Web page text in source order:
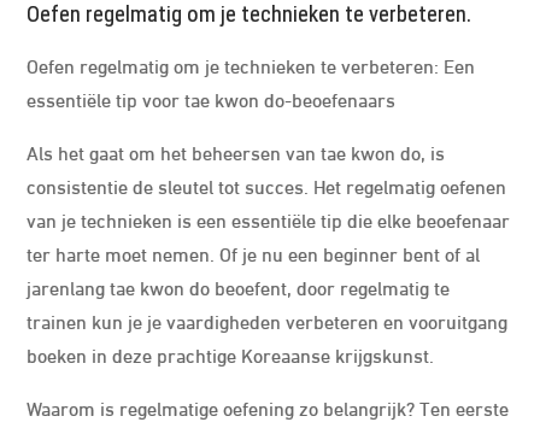
Oefen regelmatig om je technieken te verbeteren.
Oefen regelmatig om je technieken te verbeteren: Een
essentiële tip voor tae kwon do-beoefenaars
Als het gaat om het beheersen van tae kwon do, is
consistentie de sleutel tot succes. Het regelmatig oefenen
van je technieken is een essentiële tip die elke beoefenaar
ter harte moet nemen. Of je nu een beginner bent of al
jarenlang tae kwon do beoefent, door regelmatig te
trainen kun je je vaardigheden verbeteren en vooruitgang
boeken in deze prachtige Koreaanse krijgskunst.
Waarom is regelmatige oefening zo belangrijk? Ten eerste